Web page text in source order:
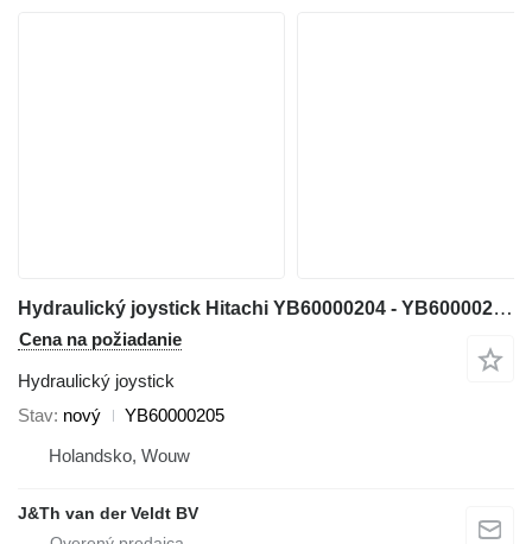
Hydraulický joystick Hitachi YB60000204 - YB60000205 na rýpadla Hitachi ZX200-5 ZX200-6 ZX120-6 ZX130-5 ZX130-6 ZX135-6 ZX250-6 ZX160-5 ZX280-5 ZX190-6 ZX200-5G ZX210-5G ZX120-5B ZX330-5G ZX240-5G ZX250-5B ZX350-5B ZX85US-6 ZX180-5B ZX290-5B ZX225US-6 ZX135US-5 ZX135US-6 ZX75US-5B ZX225US-5B
Cena na požiadanie
Hydraulický joystick
Stav nový
YB60000205
Holandsko, Wouw
J&Th van der Veldt BV